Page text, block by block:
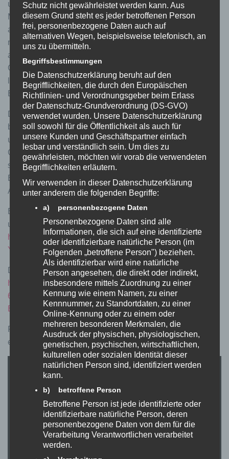
und eine Funktion zum sanften Ausschleichen der
Motorunterstützung am eingestellten Limit sucht man bei
anderen Modulen vergebens. Man sollte diese Funktionen
nicht unterschätzen, da sich gerade durch das „leichte“
anheben des Speed-Limits der Stromverbrauch noch in
Grenzen halten lässt und die Reichweite nicht zu stark
leidet als bei der vollständigen Aufhebung der
Begrenzung.
Das neue Modul für den PW-X3 bietet aber noch ein
bisschen mehr. Es ist hier auch möglich den Radumfang
um +/- 10% anzupassen um eine genauere
Geschwindigkeitsanzeige und Wegmessung zu erreichen,
sollte der im Motor hinterlegte Radumfang nicht exakt zur
Bereifung passen. Auch ist es möglich einen persönlichen
Aktivierungscode festzulegen.
Eine Ausführliche Produktbeschreibung finden Sie in
unserem Shop:
https://www.volspeed.de/VOLspeed-E-Bike-Tuning-fuer-
Yamaha-PW-X3-V3
Die Betriebsanleitung können Sie hier herunterladen:
https://www.volspeed.de/WebRoot/Store25/Shops/833138
66/6383/7008/1C90/B132/FF22/0A0C/6D0E/B6BE/1253_
BA_D_Rev1_VOLspeed_Yamaha_PWX3_V3.pdf
Folgendes Video zeigt den Einbau und die Bedienung an
einem Haibike AllTrail 7
Schutz nicht gewährleistet werden kann. Aus
diesem Grund steht es jeder betroffenen Person
frei, personenbezogene Daten auch auf
alternativen Wegen, beispielsweise telefonisch, an
uns zu übermitteln.
Begriffsbestimmungen
Die Datenschutzerklärung beruht auf den
Begrifflichkeiten, die durch den Europäischen
Richtlinien- und Verordnungsgeber beim Erlass
der Datenschutz-Grundverordnung (DS-GVO)
verwendet wurden. Unsere Datenschutzerklärung
soll sowohl für die Öffentlichkeit als auch für
unsere Kunden und Geschäftspartner einfach
lesbar und verständlich sein. Um dies zu
gewährleisten, möchten wir vorab die verwendeten
Begrifflichkeiten erläutern.
Wir verwenden in dieser Datenschutzerklärung
unter anderem die folgenden Begriffe:
a) personenbezogene Daten
Personenbezogene Daten sind alle
Informationen, die sich auf eine identifizierte
oder identifizierbare natürliche Person (im
Folgenden „betroffene Person") beziehen.
Als identifizierbar wird eine natürliche
Person angesehen, die direkt oder indirekt,
insbesondere mittels Zuordnung zu einer
Kennung wie einem Namen, zu einer
Kennnummer, zu Standortdaten, zu einer
Online-Kennung oder zu einem oder
mehreren besonderen Merkmalen, die
Ausdruck der physischen, physiologischen,
genetischen, psychischen, wirtschaftlichen,
kulturellen oder sozialen Identität dieser
natürlichen Person sind, identifiziert werden
kann.
b) betroffene Person
Betroffene Person ist jede identifizierte oder
identifizierbare natürliche Person, deren
personenbezogene Daten von dem für die
Verarbeitung Verantwortlichen verarbeitet
werden.